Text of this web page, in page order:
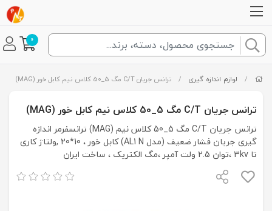
0
/ لوازم اندازه گیری / ترانس جریان C/T مگ 5_50 کلاس نیم کابل خور (MAG)
ترانس جریان C/T مگ 5_50 کلاس نیم کابل خور (MAG)
ترانس جریان C/T مگ 5_50 کلاس نیم (MAG) ترانسفرمر اندازه
گیری جریان فشار ضعیف (مدل AL1 N) کابل خور ، 10*20 ,ولتاژ کاری
تا 3kv ،توان 2.5 ولت آمپر ،مگ الکتریک ، ساخت ایران